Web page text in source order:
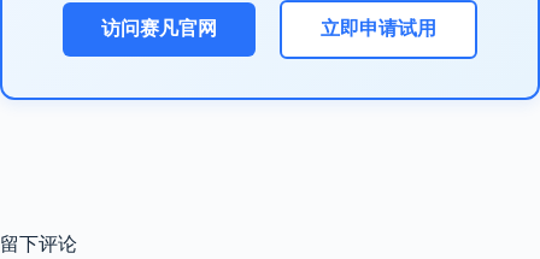
访问赛凡官网 立即申请试用
留下评论